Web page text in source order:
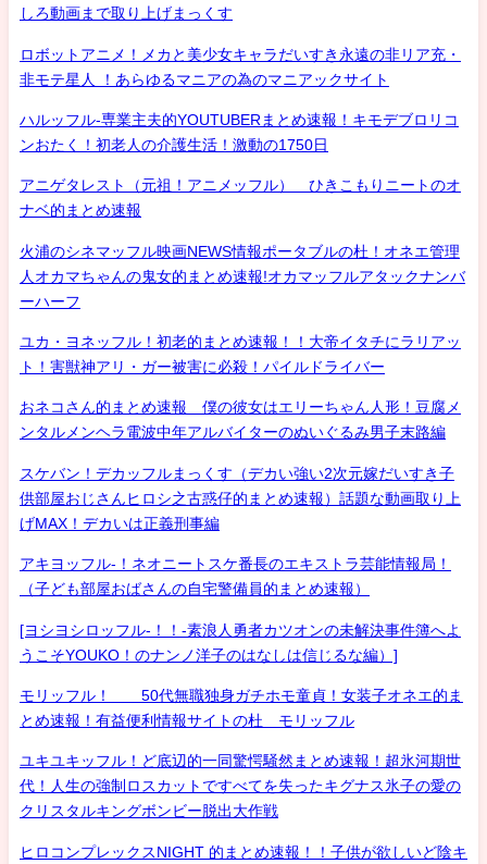
しろ動画まで取り上げまっくす
ロボットアニメ！メカと美少女キャラだいすき永遠の非リア充・
非モテ星人 ！あらゆるマニアの為のマニアックサイト
ハルッフル-専業主夫的YOUTUBERまとめ速報！キモデブロリコ
ンおたく！初老人の介護生活！激動の1750日
アニゲタレスト（元祖！アニメッフル） ひきこもりニートのオ
ナベ的まとめ速報
火浦のシネマッフル映画NEWS情報ポータブルの杜！オネエ管理
人オカマちゃんの鬼女的まとめ速報!オカマッフルアタックナンバ
ーハーフ
ユカ・ヨネッフル！初老的まとめ速報！！大帝イタチにラリアッ
ト！害獣神アリ・ガー被害に必殺！パイルドライバー
おネコさん的まとめ速報 僕の彼女はエリーちゃん人形！豆腐メ
ンタルメンヘラ電波中年アルバイターのぬいぐるみ男子末路編
スケバン！デカッフルまっくす（デカい強い2次元嫁だいすき子
供部屋おじさんヒロシ之古惑仔的まとめ速報）話題な動画取り上
げMAX！デカいは正義刑事編
アキヨッフル-！ネオニートスケ番長のエキストラ芸能情報局！
（子ども部屋おばさんの自宅警備員的まとめ速報）
[ヨシヨシロッフル-！！-素浪人勇者カツオンの未解決事件簿へよ
うこそYOUKO！のナンノ洋子のはなしは信じるな編）]
モリッフル！ 50代無職独身ガチホモ童貞！女装子オネエ的ま
とめ速報！有益便利情報サイトの杜 モリッフル
ユキユキッフル！ど底辺的一同驚愕騒然まとめ速報！超氷河期世
代！人生の強制ロスカットですべてを失ったキグナス氷子の愛の
クリスタルキングボンビー脱出大作戦
ヒロコンプレックスNIGHT 的まとめ速報！！子供が欲しいど陰キ